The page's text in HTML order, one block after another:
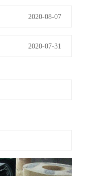
2020-08-07
2020-07-31